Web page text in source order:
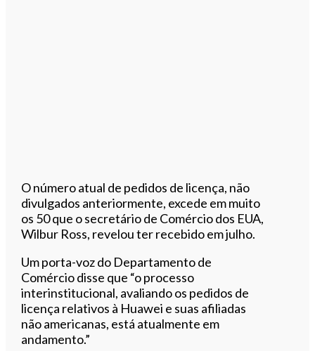
O número atual de pedidos de licença, não
divulgados anteriormente, excede em muito
os 50 que o secretário de Comércio dos EUA,
Wilbur Ross, revelou ter recebido em julho.
Um porta-voz do Departamento de
Comércio disse que “o processo
interinstitucional, avaliando os pedidos de
licença relativos à Huawei e suas afiliadas
não americanas, está atualmente em
andamento.”